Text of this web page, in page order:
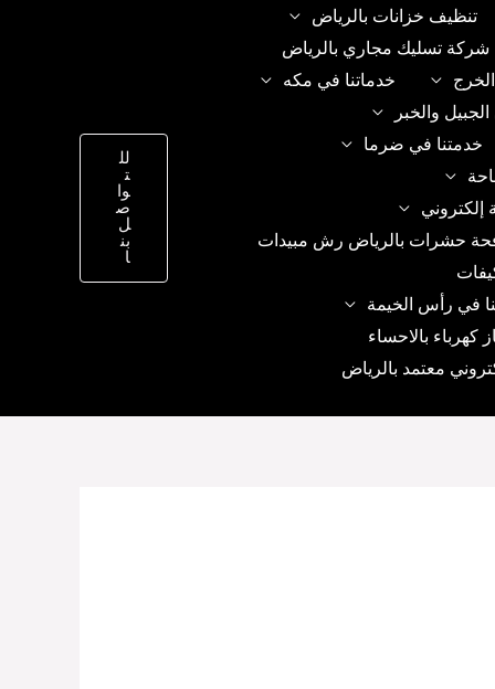
تنظيف خزانات بالرياض
شركة تسليك مجاري بالرياض
خدماتنا في مكه
والخبر
خدمتنا في ضرما
إلكتروني
حشرات بالرياض رش مبيدات
في رأس الخيمة
كهرباء بالاحساء
معتمد بالرياض
لل
ت
وا
ص
ل
بن
ا